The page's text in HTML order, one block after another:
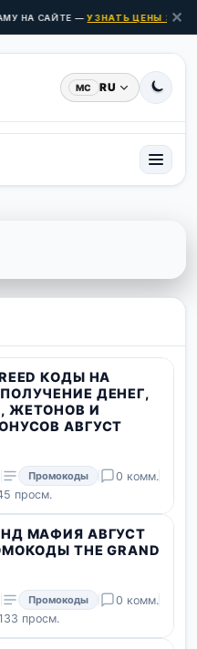
НА САЙТЕ —УЗНАТЬ ЦЕНЫ ЗДЕСЬ
✕
MC RU
КОДЫ НА
ДЕНЕГ,
ЖЕТОНОВ И
АВГУСТ
Промокоды
0 комм.
просм.
МАФИЯ АВГУСТ
THE GRAND
Промокоды
0 комм.
просм.